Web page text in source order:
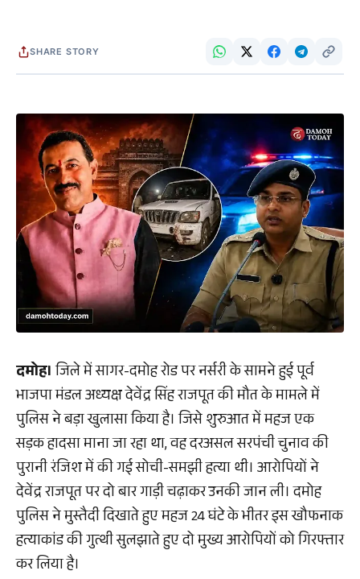
SHARE STORY
दमोह।जिले में सागर-दमोह रोड पर नर्सरी के सामने हुई पूर्व
भाजपा मंडल अध्यक्ष देवेंद्र सिंह राजपूत की मौत के मामले में
पुलिस ने बड़ा खुलासा किया है। जिसे शुरुआत में महज एक
सड़क हादसा माना जा रहा था, वह दरअसल सरपंची चुनाव की
पुरानी रंजिश में की गई सोची-समझी हत्या थी। आरोपियों ने
देवेंद्र राजपूत पर दो बार गाड़ी चढ़ाकर उनकी जान ली। दमोह
पुलिस ने मुस्तैदी दिखाते हुए महज 24 घंटे के भीतर इस खौफनाक
हत्याकांड की गुत्थी सुलझाते हुए दो मुख्य आरोपियों को गिरफ्तार
कर लिया है।